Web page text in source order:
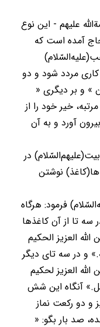
علیهم - این نوع
آمده است که
مردد شود و دو
» و بر دیگری «
خیر خود را از
آورد و به آن
در
نوشتن
فرمود: هرگاه
سه تا از آن کاغذها
العزیز الحکیم
و در سه تای دیگر
العزیز لحکیم
آنگاه این شش
و دو رکعت نماز
صد بار بگو: «